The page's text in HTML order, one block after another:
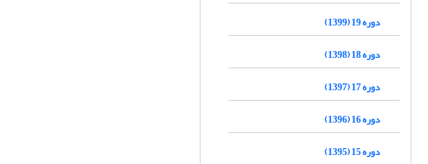
دوره 19 (1399)
دوره 18 (1398)
دوره 17 (1397)
دوره 16 (1396)
دوره 15 (1395)